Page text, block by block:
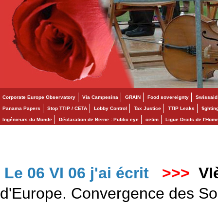
Corporate Europe Observatory Via Campesina GRAIN Food sovereignty Swissaid
Panama Papers Stop TTIP / CETA Lobby Control Tax Justice TTIP Leaks
Ingénieurs du Monde Déclaration de Berne : Public eye cetim Ligue Droits de
Le 06 VI 06 j'ai écrit >>>
d'Europe. Convergence des